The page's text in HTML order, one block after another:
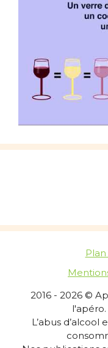
2016 - 2026 ©
l'apéro.
L’abus